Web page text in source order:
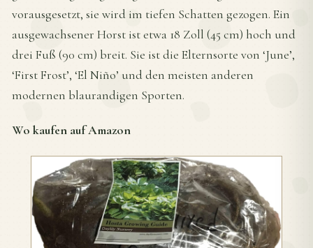
vorausgesetzt, sie wird im tiefen Schatten gezogen. Ein
ausgewachsener Horst ist etwa 18 Zoll (45 cm) hoch und
drei Fuß (90 cm) breit. Sie ist die Elternsorte von ‘June’,
‘First Frost’, ‘El Niño’ und den meisten anderen
modernen blaurandigen Sporten.
Wo kaufen auf Amazon